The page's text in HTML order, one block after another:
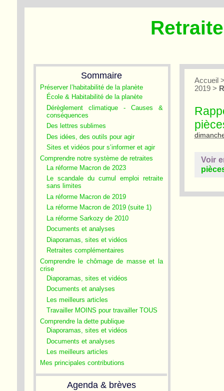
Sommaire
Préserver l’habitabilité de la planète
École & Habitabilité de la planète
Dérèglement climatique - Causes &
conséquences
Des lettres sublimes
Des idées, des outils pour agir
Sites et vidéos pour s’informer et agir
Comprendre notre système de retraites
La réforme Macron de 2023
Le scandale du cumul emploi retraite
sans limites
La réforme Macron de 2019
La réforme Macron de 2019 (suite 1)
La réforme Sarkozy de 2010
Documents et analyses
Diaporamas, sites et vidéos
Retraites complémentaires
Comprendre le chômage de masse et la
crise
Diaporamas, sites et vidéos
Documents et analyses
Les meilleurs articles
Travailler MOINS pour travailler TOUS
Comprendre la dette publique
Diaporamas, sites et vidéos
Documents et analyses
Les meilleurs articles
Mes principales contributions
Agenda & brèves
Accueil
2019 >
Voir